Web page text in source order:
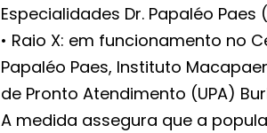
Especialidades Dr. Papaléo Paes
• Raio X: em funcionamento no
Papaléo Paes, Instituto
de Pronto Atendimento (UPA)
A medida assegura que a